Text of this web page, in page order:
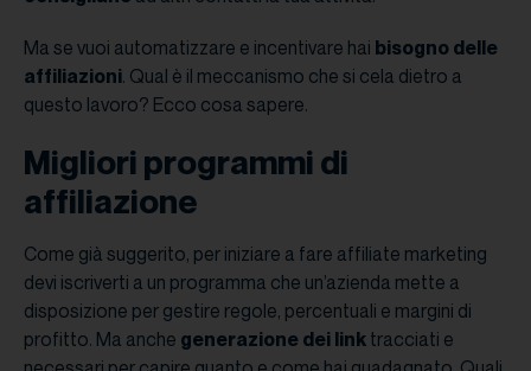
Ma se vuoi automatizzare e incentivare hai bisogno delle
affiliazioni. Qual è il meccanismo che si cela dietro a
questo lavoro? Ecco cosa sapere.
Migliori programmi di
affiliazione
Come già suggerito, per iniziare a fare affiliate marketing
devi iscriverti a un programma che un’azienda mette a
disposizione per gestire regole, percentuali e margini di
profitto. Ma anche generazione dei link tracciati e